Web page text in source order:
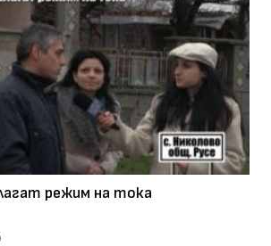
режим на тока